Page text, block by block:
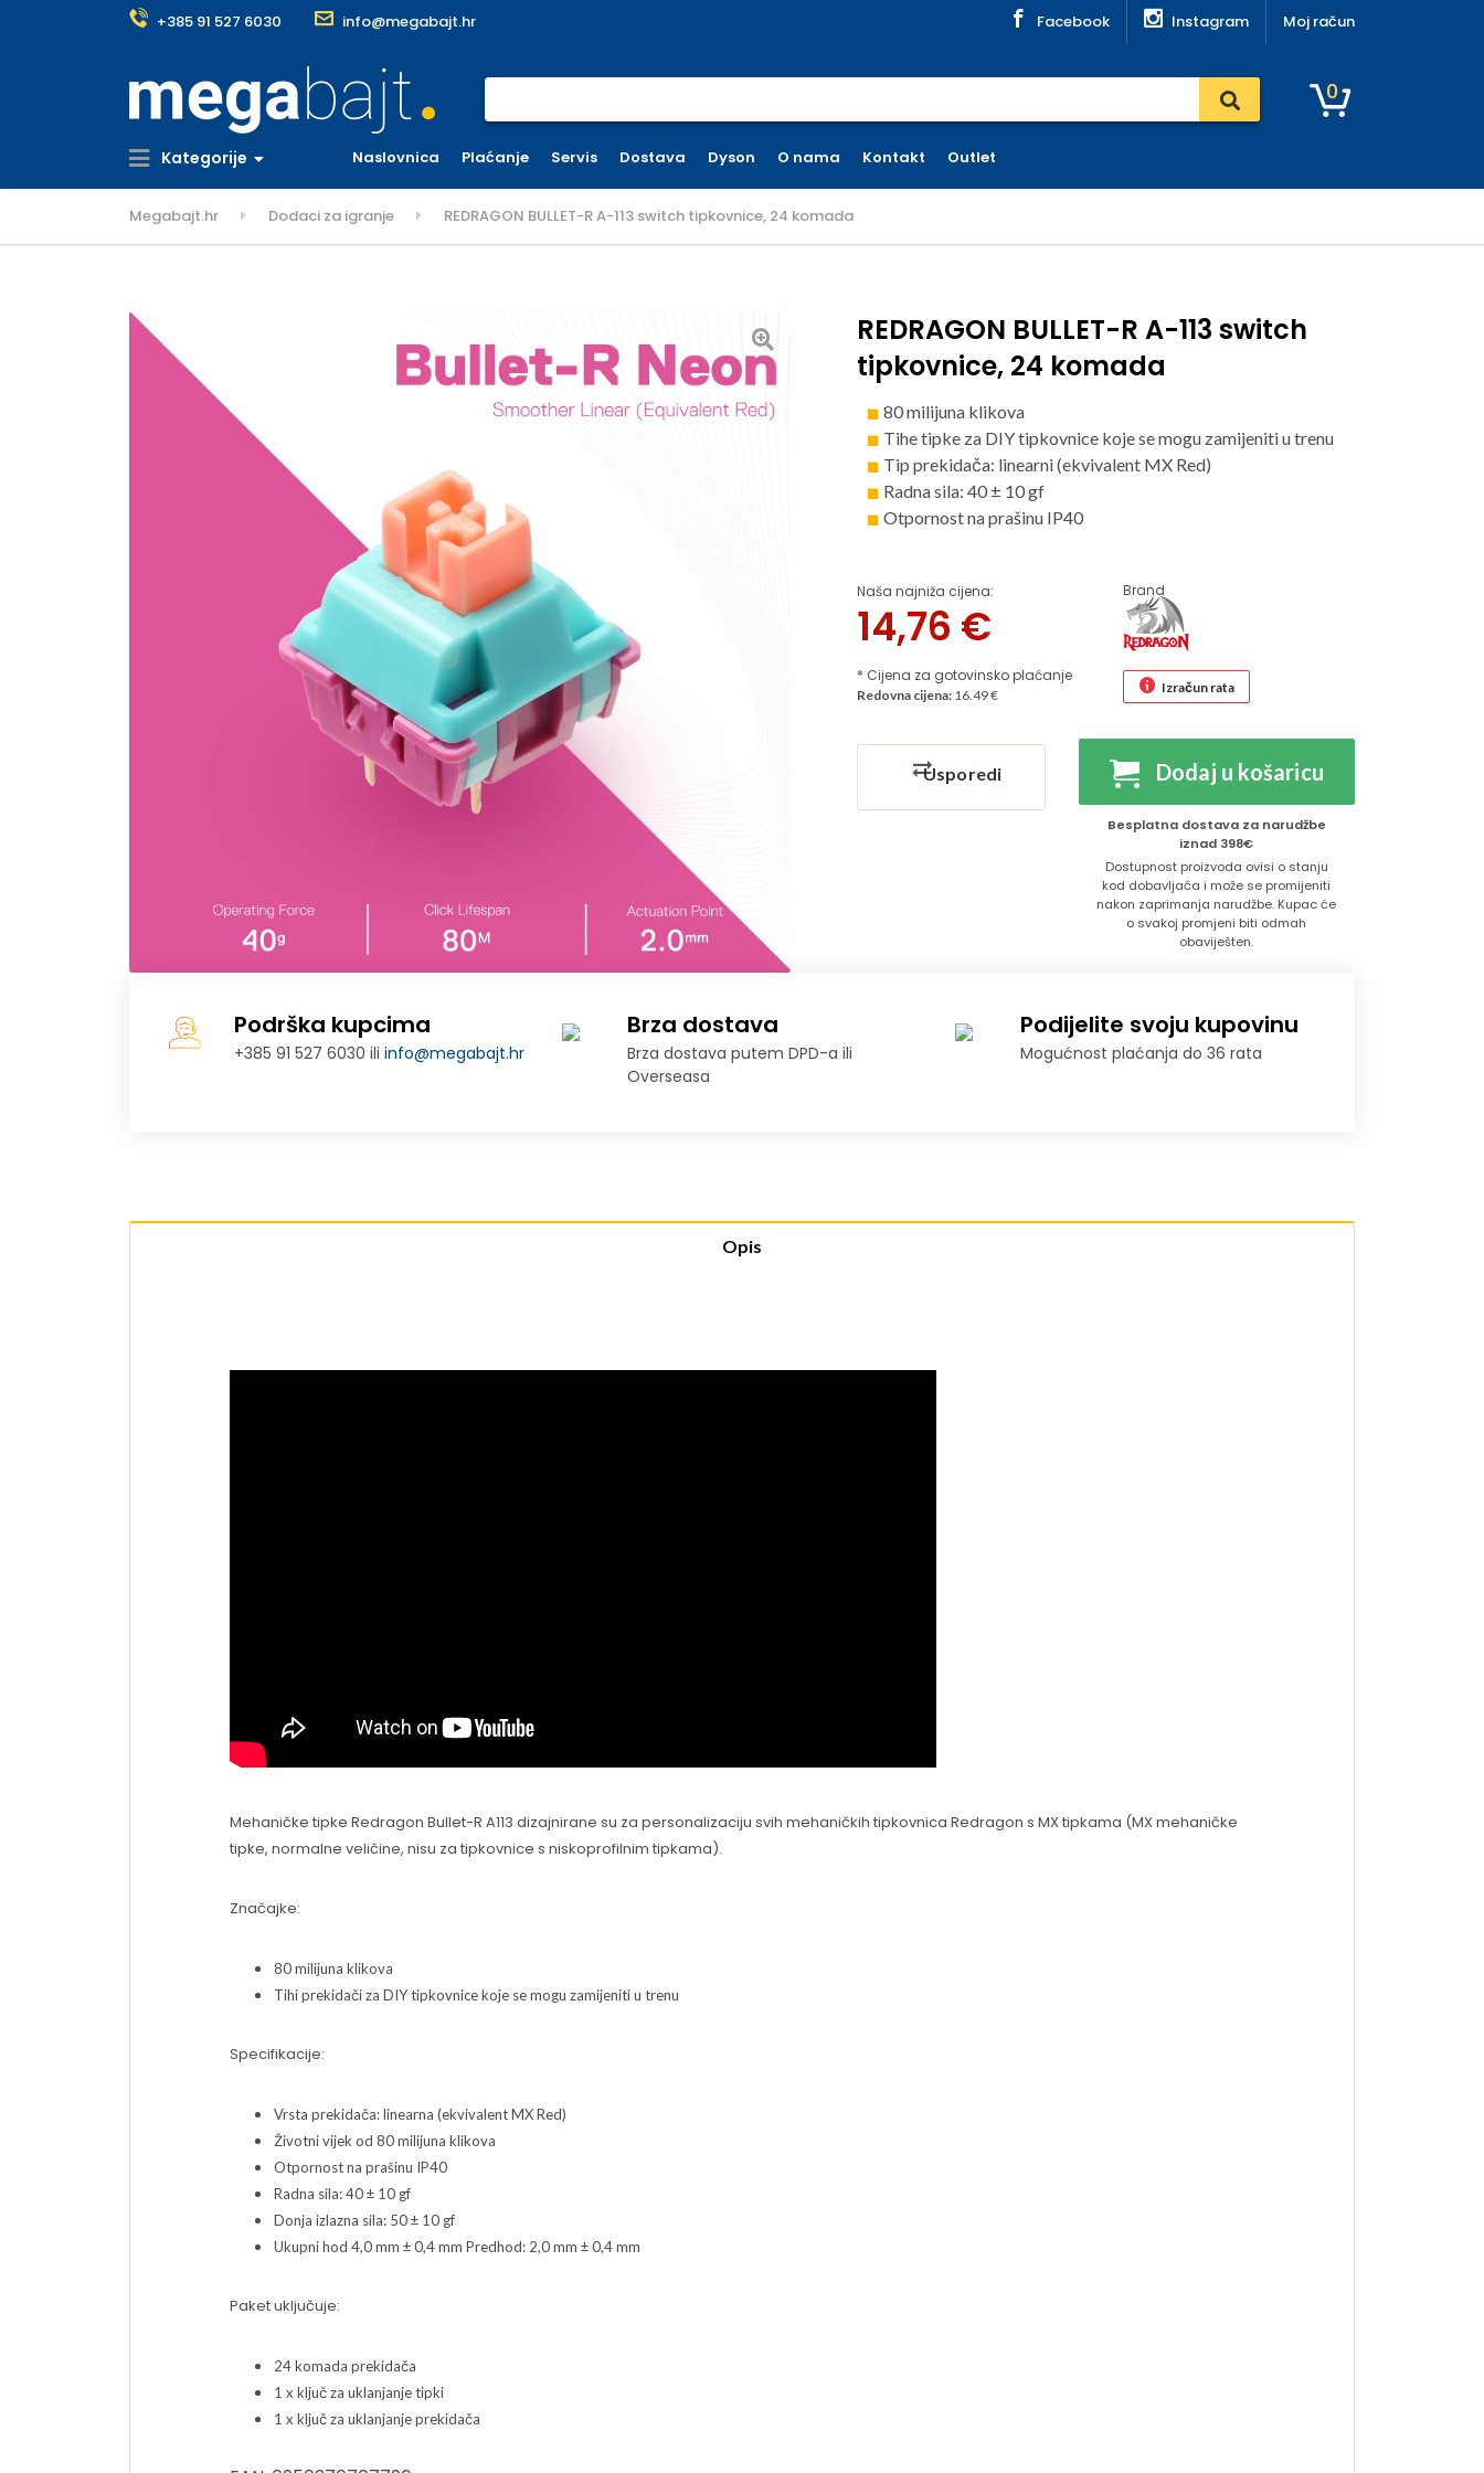
+385 91 527 6030 info@megabajt.hr Facebook Instagram Moj račun
0
Kategorije Naslovnica Plaćanje Servis Dostava Dyson O nama Kontakt Outlet
Megabajt.hr Dodaci za igranje REDRAGON BULLET-R A-113 switch tipkovnice, 24 komada
REDRAGON BULLET-R A-113 switch
tipkovnice, 24 komada
80 milijuna klikova
Tihe tipke za DIY tipkovnice koje se mogu zamijeniti u trenu
Tip prekidača: linearni (ekvivalent MX Red)
Radna sila: 40 ± 10 gf
Otpornost na prašinu IP40
Naša najniža cijena:
14,76 €
* Cijena za gotovinsko plaćanje
Brand
Redovna cijena: 16.49 € Izračun rata
Usporedi Dodaj u košaricu
Besplatna dostava za narudžbe
iznad 398€
Dostupnost proizvoda ovisi o stanju
kod dobavljača i može se promijeniti
nakon zaprimanja narudžbe. Kupac će
o svakoj promjeni biti odmah
obaviješten.
Podrška kupcima
+385 91 527 6030 iliinfo@megabajt.hr
Brza dostava
Brza dostava putem DPD-a ili
Overseasa
Podijelite svoju kupovinu
Mogućnost plaćanja do 36 rata
Opis
Mehaničke tipke Redragon Bullet-R A113 dizajnirane su za personalizaciju svih mehaničkih tipkovnica Redragon s MX tipkama (MX mehaničke
tipke, normalne veličine, nisu za tipkovnice s niskoprofilnim tipkama).
Značajke:
80 milijuna klikova
Tihi prekidači za DIY tipkovnice koje se mogu zamijeniti u trenu
Specifikacije:
Vrsta prekidača: linearna (ekvivalent MX Red)
Životni vijek od 80 milijuna klikova
Otpornost na prašinu IP40
Radna sila: 40 ± 10 gf
Donja izlazna sila: 50 ± 10 gf
Ukupni hod 4,0 mm ± 0,4 mm Predhod: 2,0 mm ± 0,4 mm
Paket uključuje:
24 komada prekidača
1 x ključ za uklanjanje tipki
1 x ključ za uklanjanje prekidača